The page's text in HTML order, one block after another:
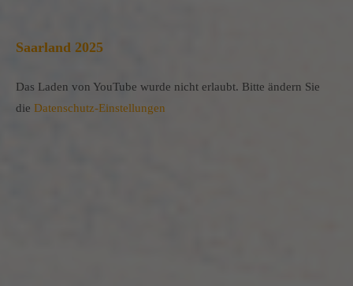
Saarland 2025
Das Laden von YouTube wurde nicht erlaubt. Bitte ändern Sie
die Datenschutz-Einstellungen